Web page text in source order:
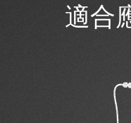
適合